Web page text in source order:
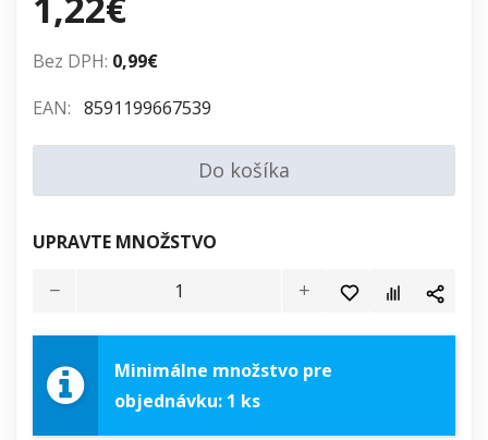
Bez DPH: 0,99€
EAN: 8591199667539
Do košíka
UPRAVTE MNOŽSTVO
Minimálne množstvo pre
objednávku: 1 ks